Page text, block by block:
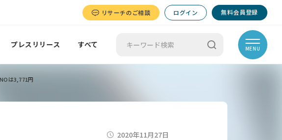
リサーチのご相談 ログイン 無料会員登録
プレスリリース すべて MENU
は3,771円
2020年11月27日